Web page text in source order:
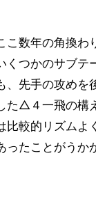
こ数年の角換
つかのサブテ
、先手の攻めを
た△４一飛の構
比較的リズム
たことがうか